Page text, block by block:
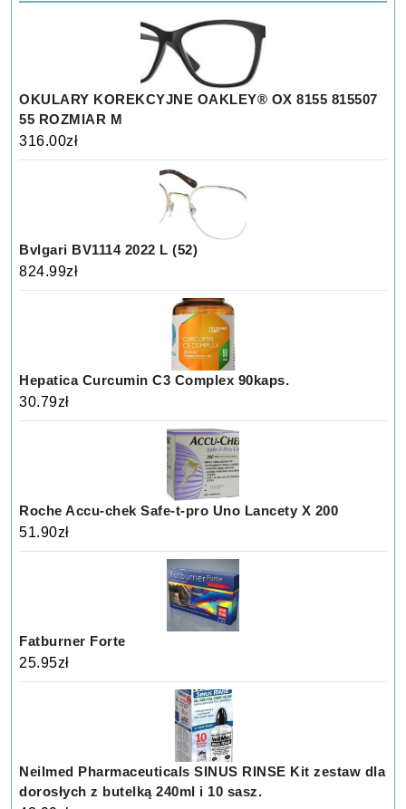
OKULARY KOREKCYJNE OAKLEY® OX 8155 815507
55 ROZMIAR M
316.00zł
Bvlgari BV1114 2022 L (52)
824.99zł
Hepatica Curcumin C3 Complex 90kaps.
30.79zł
Roche Accu-chek Safe-t-pro Uno Lancety X 200
51.90zł
Fatburner Forte
25.95zł
Neilmed Pharmaceuticals SINUS RINSE Kit zestaw dla
dorosłych z butelką 240ml i 10 sasz.